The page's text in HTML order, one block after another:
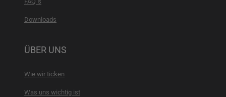
Downloads
ÜBER UNS
Wie wir ticken
Was uns wichtig ist